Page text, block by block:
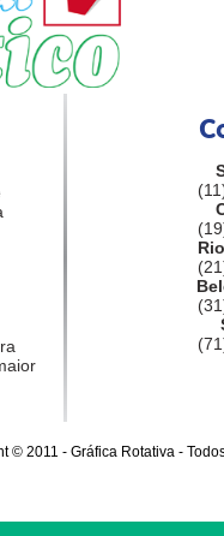
© 2011 - Gráfica Rotativa -